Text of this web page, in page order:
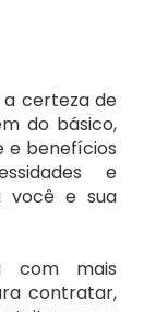
a certeza de
do básico,
e benefícios
e
você e sua
com mais
contratar,